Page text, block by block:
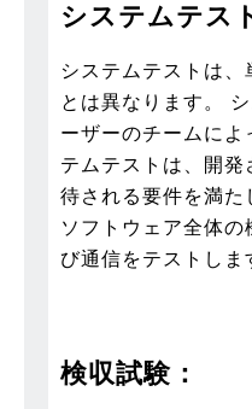
システムテス
システムテストは、
とは異なります。
ーザーのチームに
テムテストは、開
待される要件を満た
ソフトウェア全体
び通信をテストしま
検収試験：